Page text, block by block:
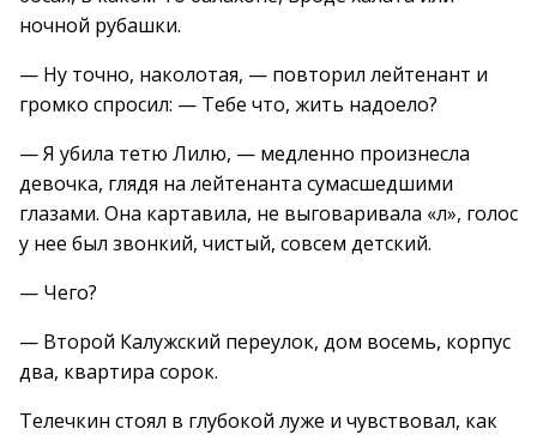
ночной рубашки.
— Ну точно, наколотая, — повторил лейтенант и
громко спросил: — Тебе что, жить надоело?
— Я убила тетю Лилю, — медленно произнесла
девочка, глядя на лейтенанта сумасшедшими
глазами. Она картавила, не выговаривала «л», голос
у нее был звонкий, чистый, совсем детский.
— Чего?
— Второй Калужский переулок, дом восемь, корпус
два, квартира сорок.
Телечкин стоял в глубокой луже и чувствовал, как